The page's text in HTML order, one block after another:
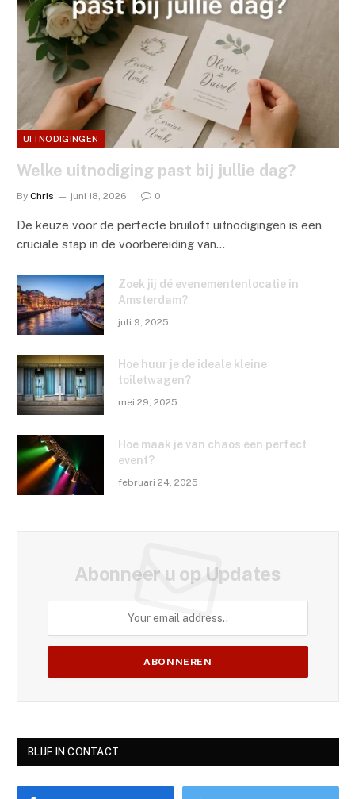
UITNODIGINGEN
Welke uitnodiging past bij jullie dag?
By Chris juni 18, 2026 0
De keuze voor de perfecte bruiloft uitnodigingen is een
cruciale stap in de voorbereiding van…
Zoek jij dé evenementenlocatie in
Amsterdam?
juli 9, 2025
Hoe huur je de ideale kleine
toiletwagen?
mei 29, 2025
Hoe maak je van chaos een perfect
event?
februari 24, 2025
Abonneer u op Updates
BLIJF IN CONTACT